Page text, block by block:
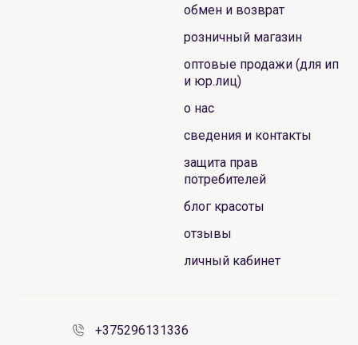
обмен и возврат
розничный магазин
оптовые продажи (для ип
и юр.лиц)
о нас
сведения и контакты
защита прав
потребителей
блог красоты
отзывы
личный кабинет
+375296131336